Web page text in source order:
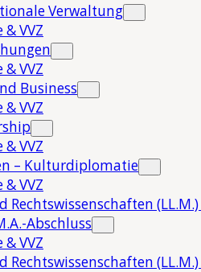
Verwaltung
VVZ
VVZ
Business
VVZ
VVZ
– Kulturdiplomatie
VVZ
Rechtswissenschaften
Abschluss
VVZ
Rechtswissenschaften